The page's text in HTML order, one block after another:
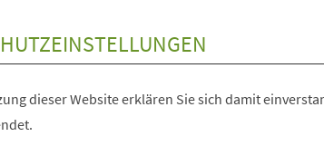
dieser Website erklären Sie sich damit